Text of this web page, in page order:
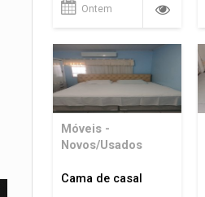
Ontem
Móveis -
Novos/Usados
Cama de casal